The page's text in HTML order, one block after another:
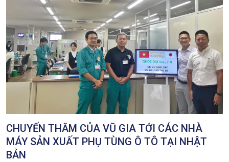
CHUYẾN THĂM CỦA VŨ GIA TỚI CÁC NHÀ
MÁY SẢN XUẤT PHỤ TÙNG Ô TÔ TẠI NHẬT
BẢN